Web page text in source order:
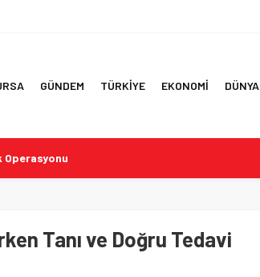
GÜNDEM TÜRKİYE EKONOMİ DÜNYA
Operasyonu
Aşırı Sıcaklar
Sonuçları
Tanı ve Doğru Tedavi